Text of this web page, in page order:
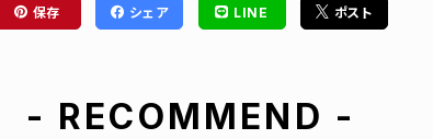
保存 シェア LINE ポスト
- RECOMMEND -